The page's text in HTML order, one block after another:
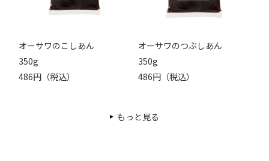
オーサワのこしあん
350g
486円（税込）
オーサワのつぶしあん
350g
486円（税込）
もっと見る